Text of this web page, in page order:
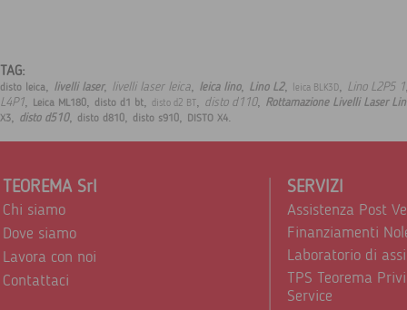
TAG:
disto leica, livelli laser, livelli laser leica, leica lino, Lino L2, leica BLK3D, Lino L2P5 1
L4P1, Leica ML180, disto d1 bt, disto d2 BT , disto d110, Rottamazione Livelli Laser
X3, disto d510, disto d810, disto s910, DISTO X4.
TEOREMA Srl
Chi siamo
Dove siamo
Lavora con noi
Contattaci
SERVIZI
Assistenza Post
Finanziamenti
Laboratorio di
TPS Teorema
Service